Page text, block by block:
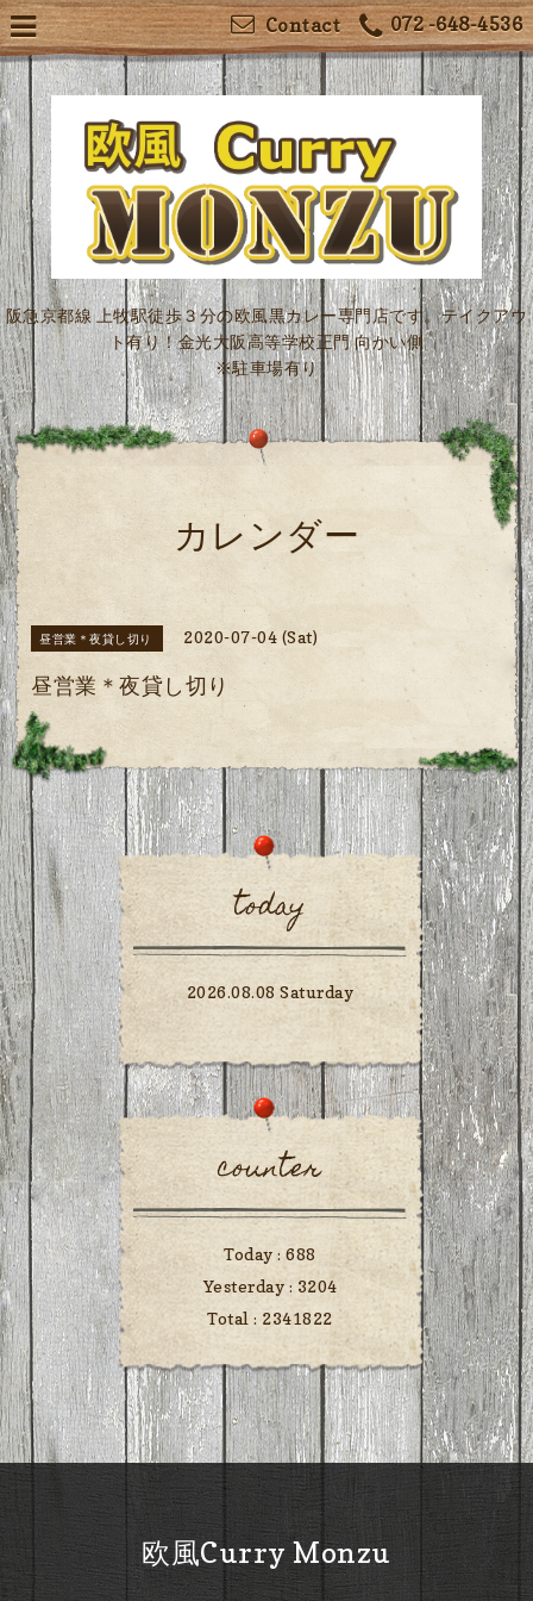
072 -648-4536
Contact
阪急京都線 上牧駅徒歩３分の欧風黒カレー専門店です。テイクアウ
ト有り！金光大阪高等学校正門 向かい側
※駐車場有り
カレンダー
昼営業＊夜貸し切り 2020-07-04 (Sat)
昼営業＊夜貸し切り
today
2026.08.08 Saturday
counter
Today :688
Yesterday : 3204
Total : 2341822
欧風Curry Monzu